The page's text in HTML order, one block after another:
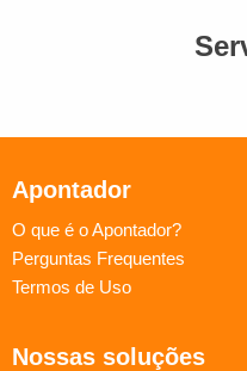
Apontador
O que é o Apontador?
Perguntas Frequentes
Termos de Uso
Nossas soluções